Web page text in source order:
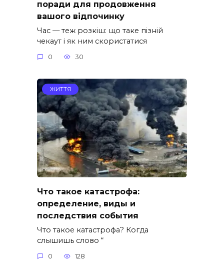
поради для продовження
вашого відпочинку
Час — теж розкіш: що таке пізній
чекаут і як ним скористатися
0 30
ЖИТТЯ
Что такое катастрофа:
определение, виды и
последствия события
Что такое катастрофа? Когда
слышишь слово “
0 128